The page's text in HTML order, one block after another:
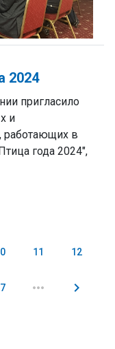
2024
пригласило
и
работающих в
года 2024",
11 12